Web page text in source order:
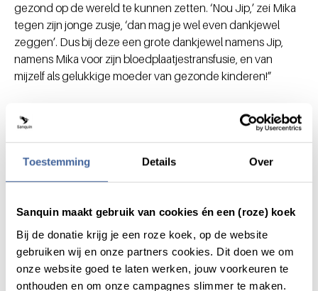
Toestemming Details Over
Sanquin maakt gebruik van cookies én een (roze) koek
Bij de donatie krijg je een roze koek, op de website
gebruiken wij en onze partners cookies. Dit doen we om
onze website goed te laten werken, jouw voorkeuren te
onthouden en om onze campagnes slimmer te maken.
gezond op de wereld te kunnen zetten. ‘Nou Jip,’ zei Mika
tegen zijn jonge zusje, ‘dan mag je wel even dankjewel
zeggen’. Dus bij deze een grote dankjewel namens Jip,
namens Mika voor zijn bloedplaatjestransfusie, en van
mijzelf als gelukkige moeder van gezonde kinderen!”
Actueel